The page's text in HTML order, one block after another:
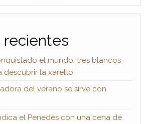
recientes
el mundo: tres blancos
la xarel·lo
del verano se sirve con
el Penedès con una cena de